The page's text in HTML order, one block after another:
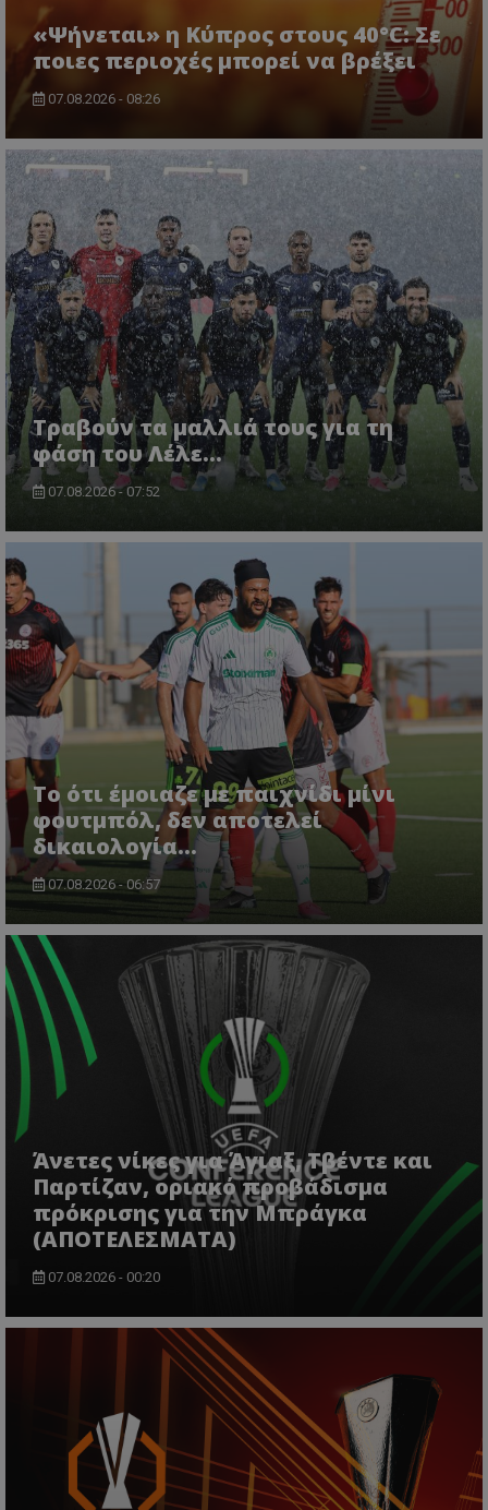
«Ψήνεται» η Κύπρος στους 40°C: Σε
ποιες περιοχές μπορεί να βρέξει
07.08.2026 - 08:26
Τραβούν τα μαλλιά τους για τη
φάση του Λέλε…
07.08.2026 - 07:52
Το ότι έμοιαζε με παιχνίδι μίνι
φουτμπόλ, δεν αποτελεί
δικαιολογία…
07.08.2026 - 06:57
Άνετες νίκες για Άγιαξ, Τβέντε και
Παρτίζαν, οριακό προβάδισμα
πρόκρισης για την Μπράγκα
(ΑΠΟΤΕΛΕΣΜΑΤΑ)
07.08.2026 - 00:20